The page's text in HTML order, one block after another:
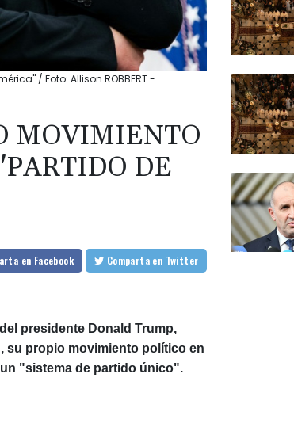
/ Foto: Allison ROBBERT -
MOVIMIENTO
DE
en Facebook Comparta en Twitter
presidente Donald Trump,
su propio movimiento político en
"sistema de partido único".